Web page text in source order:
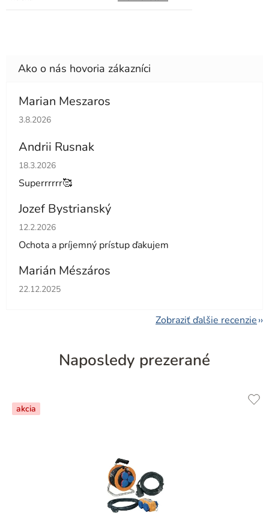
Marian Meszaros
Hodnotenie obchodu je 5 z 5 hviezdičiek.
3.8.2026
Andrii Rusnak
Hodnotenie obchodu je 5 z 5 hviezdičiek.
18.3.2026
Superrrrrr🥰
Jozef Bystrianský
Hodnotenie obchodu je 5 z 5 hviezdičiek.
12.2.2026
Ochota a príjemný prístup ďakujem
Marián Mészáros
Hodnotenie obchodu je 5 z 5 hviezdičiek.
22.12.2025
Zobraziť ďalšie recenzie
Naposledy prezerané
akcia